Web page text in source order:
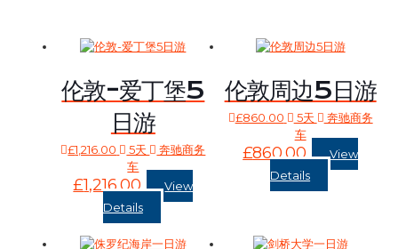
伦敦-爱丁堡5
日游
£1,216.00 5天
奔驰商务
车
£1,216.00
View
Details
伦敦周边5日游
£860.00 5天
奔驰商务
车
£860.00
View
Details